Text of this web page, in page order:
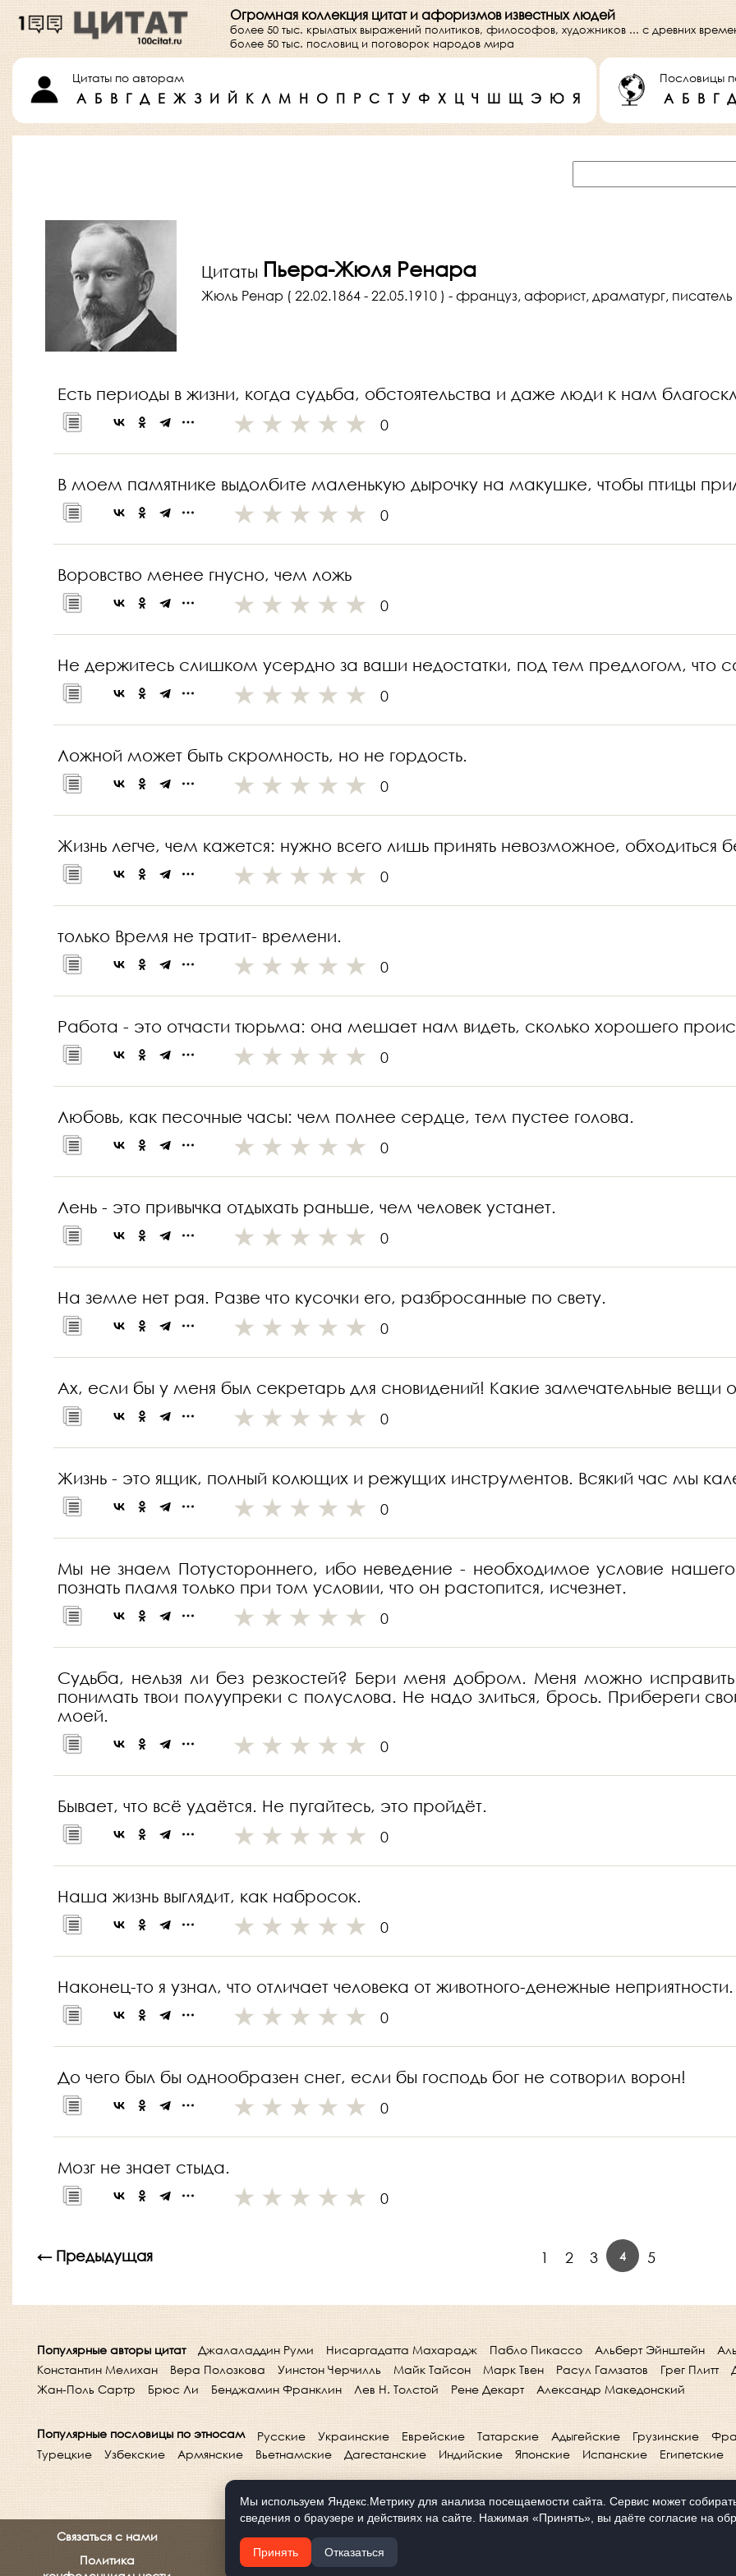
Огромная коллекция цитат и афоризмов известных людей
более 50 тыс. крылатых выражений политиков, философов, художников ... с древних
более 50 тыс. пословиц и поговорок народов мира
Цитаты по авторам
А Б В Г Д Е Ж З И Й К Л М Н О П Р С Т У Ф Х Ц Ч Ш Щ Э Ю Я
Пословицы
А Б В Г Д
Цитаты Пьера-Жюля Ренара
Жюль Ренар ( 22.02.1864 - 22.05.1910 ) - француз, афорист, драматург, писатель
Есть периоды в жизни, когда судьба, обстоятельства и даже люди к нам
0
В моем памятнике выдолбите маленькую дырочку на макушке, чтобы птицы
0
Воровство менее гнусно, чем ложь
0
Не держитесь слишком усердно за ваши недостатки, под тем предлогом, что
0
Ложной может быть скромность, но не гордость.
0
Жизнь легче, чем кажется: нужно всего лишь принять невозможное, обходиться
0
только Время не тратит- времени.
0
Работа - это отчасти тюрьма: она мешает нам видеть, сколько хорошего
0
Любовь, как песочные часы: чем полнее сердце, тем пустее голова.
0
Лень - это привычка отдыхать раньше, чем человек устанет.
0
На земле нет рая. Разве что кусочки его, разбросанные по свету.
0
Ах, если бы у меня был секретарь для сновидений! Какие замечательные вещи
0
Жизнь - это ящик, полный колющих и режущих инструментов. Всякий час мы
0
Мы не знаем Потустороннего, ибо неведение - необходимое условие
познать пламя только при том условии, что он растопится, исчезнет.
0
Судьба, нельзя ли без резкостей? Бери меня добром. Меня можно
понимать твои полуупреки с полуслова. Не надо злиться, брось. Прибереги
моей.
0
Бывает, что всё удаётся. Не пугайтесь, это пройдёт.
0
Наша жизнь выглядит, как набросок.
0
Наконец-то я узнал, что отличает человека от животного-денежные неприятности.
0
До чего был бы однообразен снег, если бы господь бог не сотворил ворон!
0
Мозг не знает стыда.
0
← Предыдущая 1 2 3 4 5
Популярные авторы цитат Джалаладдин Руми Нисаргадатта Махарадж Пабло Пикассо Альберт Эйнштейн
Константин Мелихан
Вера Полозкова Уинстон Черчилль Майк Тайсон Марк Твен Расул Гамзатов Грег Плитт
Жан-Поль Сартр
Брюс Ли Бенджамин Франклин Лев Н. Толстой Рене Декарт Александр Македонский
Популярные пословицы по этносам Русские Украинские Еврейские Татарские Адыгейские Грузинские
Турецкие
Узбекские Армянские Вьетнамские Дагестанские Индийские Японские Испанские Египетские
Связаться с нами
Политика
Мы используем Яндекс.Метрику для анализа посещаемости сайта. Сервис может
сведения о браузере и действиях на сайте. Нажимая «Принять», вы даёте согласие на
Принять Отказаться